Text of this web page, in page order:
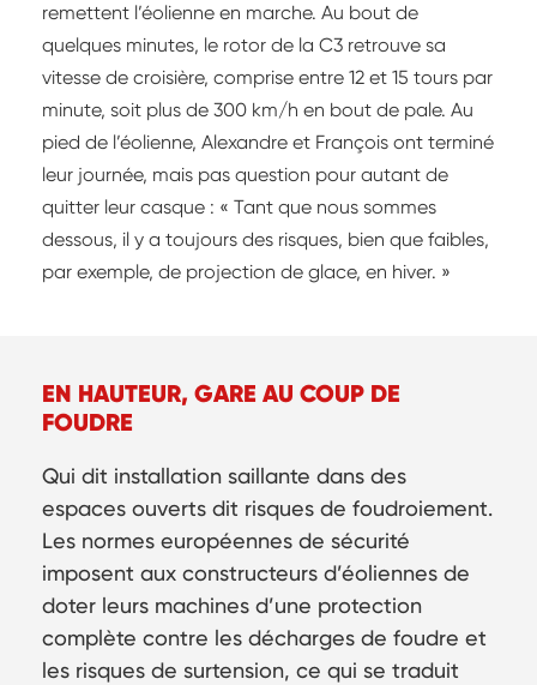
remettent l’éolienne en marche. Au bout de
quelques minutes, le rotor de la C3 retrouve sa
vitesse de croisière, comprise entre 12 et 15 tours par
minute, soit plus de 300 km/h en bout de pale. Au
pied de l’éolienne, Alexandre et François ont terminé
leur journée, mais pas question pour autant de
quitter leur casque : « Tant que nous sommes
dessous, il y a toujours des risques, bien que faibles,
par exemple, de projection de glace, en hiver. »
EN HAUTEUR, GARE AU COUP DE
FOUDRE
Qui dit installation saillante dans des
espaces ouverts dit risques de foudroiement.
Les normes européennes de sécurité
imposent aux constructeurs d’éoliennes de
doter leurs machines d’une protection
complète contre les décharges de foudre et
les risques de surtension, ce qui se traduit